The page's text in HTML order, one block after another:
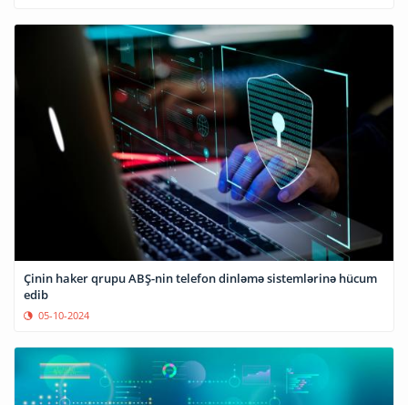
Çinin haker qrupu ABŞ-nin telefon dinləmə sistemlərinə hücum
edib
05-10-2024